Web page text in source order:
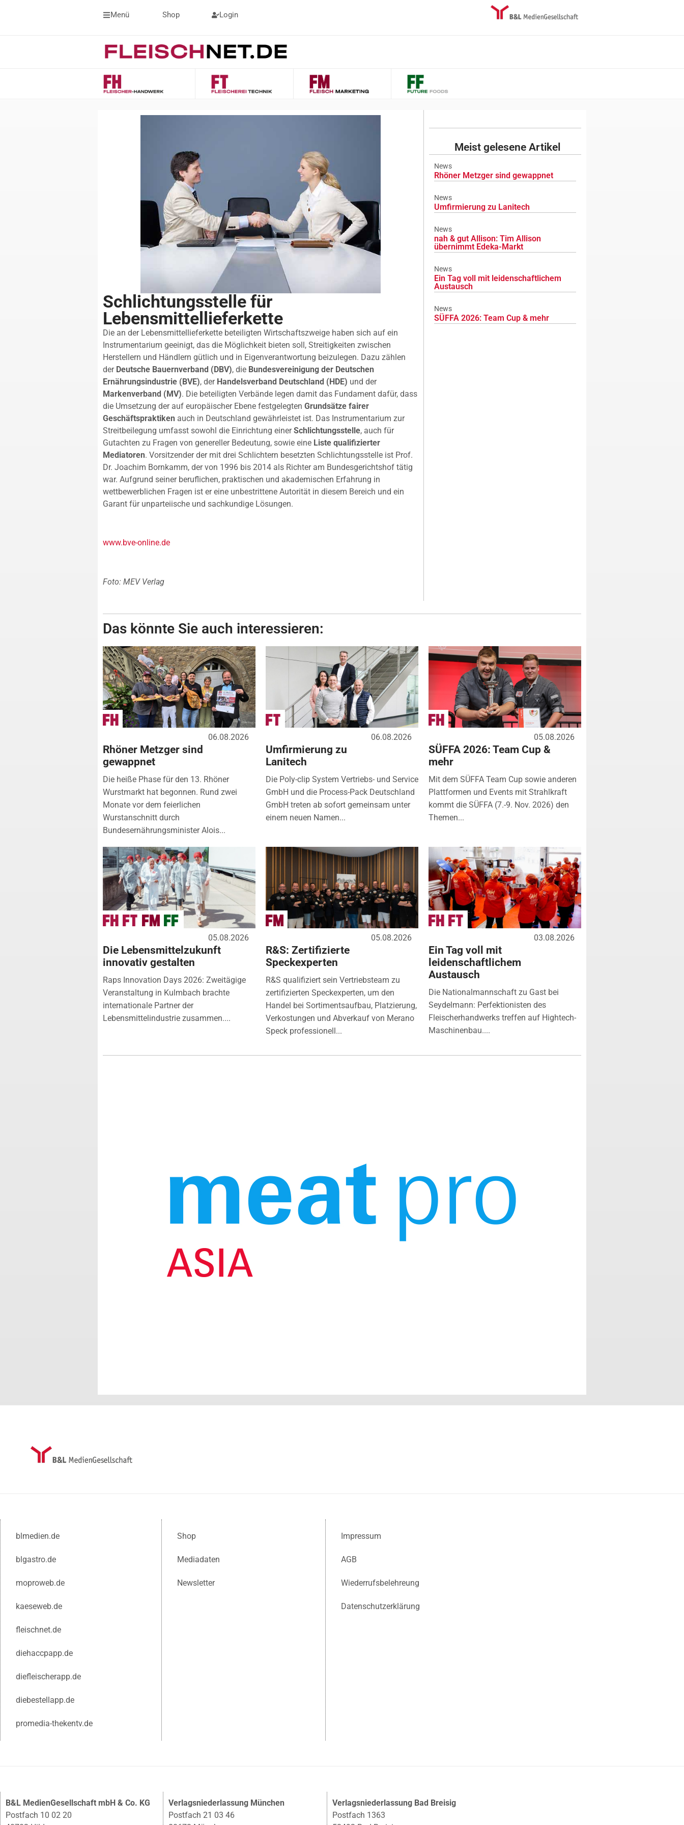
Menü Shop Login
Schlichtungsstelle für
Lebensmittellieferkette
Die an der Lebensmittellieferkette beteiligten Wirtschaftszweige haben sich auf ein
Instrumentarium geeinigt, das die Möglichkeit bieten soll, Streitigkeiten zwischen
Herstellern und Händlern gütlich und in Eigenverantwortung beizulegen. Dazu zählen
der Deutsche Bauernverband (DBV), die Bundesvereinigung der Deutschen
Ernährungsindustrie (BVE), der Handelsverband Deutschland (HDE) und der
Markenverband (MV). Die beteiligten Verbände legen damit das Fundament dafür, dass
die Umsetzung der auf europäischer Ebene festgelegten Grundsätze fairer
Geschäftspraktiken auch in Deutschland gewährleistet ist. Das Instrumentarium zur
Streitbeilegung umfasst sowohl die Einrichtung einerSchlichtungsstelle, auch für
Gutachten zu Fragen von genereller Bedeutung, sowie eine Liste qualifizierter
Mediatoren. Vorsitzender der mit drei Schlichtern besetzten Schlichtungsstelle ist Prof.
Dr. Joachim Bornkamm, der von 1996 bis 2014 als Richter am Bundesgerichtshof tätig
war. Aufgrund seiner beruflichen, praktischen und akademischen Erfahrung in
wettbewerblichen Fragen ist er eine unbestrittene Autorität in diesem Bereich und ein
Garant für unparteiische und sachkundige Lösungen.
www.bve-online.de
Foto: MEV Verlag
Meist gelesene Artikel
News
Rhöner Metzger sind gewappnet
News
Umfirmierung zu Lanitech
News
nah & gut Allison: Tim Allison
übernimmt Edeka-Markt
News
Ein Tag voll mit leidenschaftlichem
Austausch
News
SÜFFA 2026: Team Cup & mehr
Das könnte Sie auch interessieren:
06.08.2026
Rhöner Metzger sind
gewappnet
Die heiße Phase für den 13. Rhöner
Wurstmarkt hat begonnen. Rund zwei
Monate vor dem feierlichen
Wurstanschnitt durch
Bundesernährungsminister Alois...
06.08.2026
Umfirmierung zu
Lanitech
Die Poly-clip System Vertriebs- und Service
GmbH und die Process-Pack Deutschland
GmbH treten ab sofort gemeinsam unter
einem neuen Namen...
05.08.2026
SÜFFA 2026: Team Cup &
mehr
Mit dem SÜFFA Team Cup sowie anderen
Plattformen und Events mit Strahlkraft
kommt die SÜFFA (7.-9. Nov. 2026) den
Themen...
05.08.2026
Die Lebensmittelzukunft
innovativ gestalten
Raps Innovation Days 2026: Zweitägige
Veranstaltung in Kulmbach brachte
internationale Partner der
Lebensmittelindustrie zusammen....
05.08.2026
R&S: Zertifizierte
Speckexperten
R&S qualifiziert sein Vertriebsteam zu
zertifizierten Speckexperten, um den
Handel bei Sortimentsaufbau, Platzierung,
Verkostungen und Abverkauf von Merano
Speck professionell...
03.08.2026
Ein Tag voll mit
leidenschaftlichem
Austausch
Die Nationalmannschaft zu Gast bei
Seydelmann: Perfektionisten des
Fleischerhandwerks treffen auf Hightech-
Maschinenbau....
blmedien.de
blgastro.de
moproweb.de
kaeseweb.de
fleischnet.de
diehaccpapp.de
diefleischerapp.de
diebestellapp.de
promedia-thekentv.de
Shop
Mediadaten
Newsletter
Impressum
AGB
Wiederrufsbelehreung
Datenschutzerklärung
B&L MedienGesellschaft mbH & Co. KG
Postfach 10 02 20
Verlagsniederlassung München
Postfach 21 03 46
Verlagsniederlassung Bad Breisig
Postfach 1363